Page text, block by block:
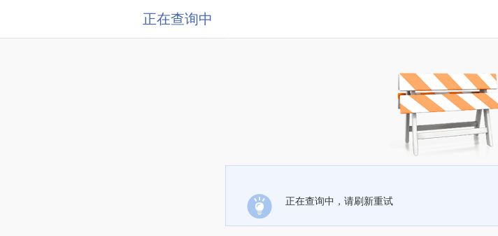
正在查询中
正在查询中，请刷新重试